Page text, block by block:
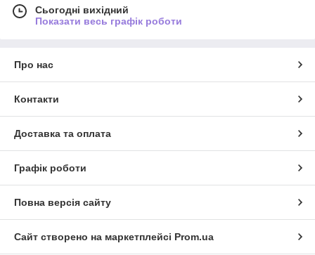
Сьогодні вихідний
Показати весь графік роботи
Про нас
Контакти
Доставка та оплата
Графік роботи
Повна версія сайту
Сайт створено на маркетплейсі Prom.ua